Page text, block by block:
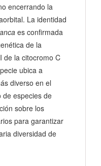
encerrando la
La identidad
es confirmada
de la
de la citocromo C
ubica a
diverso en el
de especies de
sobre los
para garantizar
diversidad de